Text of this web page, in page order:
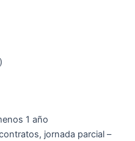
1 año
jornada parcial –